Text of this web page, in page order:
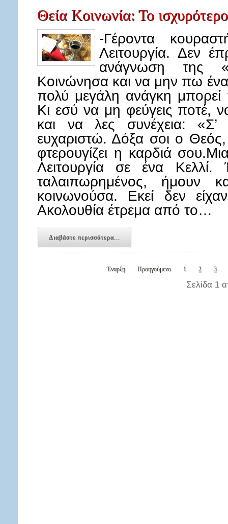
Θεία Κοινωνία: Το
-Γέροντα
Λειτουργία. Δεν
ανάγνωση της
Κοινώνησα και να μην πω
πολύ μεγάλη ανάγκη μπορεί
Κι εσύ να μη φεύγεις ποτέ,
και να λες συνέχεια:
ευχαριστώ. Δόξα σοι ο
φτερουγίζει η καρδιά
Λειτουργία σε ένα
ταλαιπωρημένος, ήμουν
κοινωνούσα. Εκεί δεν
Ακολουθία έτρεμα από το…
Διαβάστε περισσότερα...
Έναρξη Προηγούμενο 1 2 3
Σελίδα 1